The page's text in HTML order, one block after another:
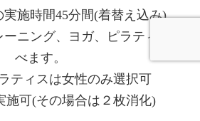
施時間45分間(着替え込み)
ニング、ヨガ、ピラティス選
べます。
ティスは女性のみ選択可
可(その場合は２枚消化)